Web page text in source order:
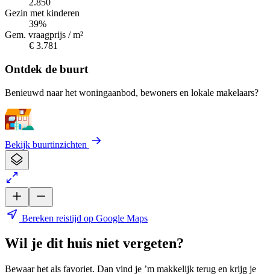
2.850
Gezin met kinderen
39%
Gem. vraagprijs / m²
€ 3.781
Ontdek de buurt
Benieuwd naar het woningaanbod, bewoners en lokale makelaars?
Bekijk buurtinzichten
Bereken reistijd op Google Maps
Wil je dit huis niet vergeten?
Bewaar het als favoriet. Dan vind je ’m makkelijk terug en krijg je